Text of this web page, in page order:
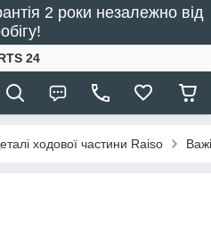
2 роки незалежно від
24
ходової частини Raiso